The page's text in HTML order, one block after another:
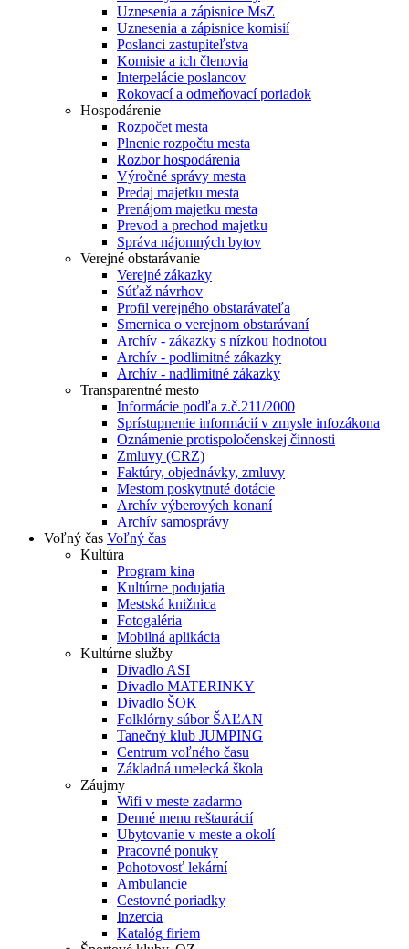
Uznesenia a zápisnice MsZ
Uznesenia a zápisnice komisií
Poslanci zastupiteľstva
Komisie a ich členovia
Interpelácie poslancov
Rokovací a odmeňovací poriadok
Hospodárenie
Rozpočet mesta
Plnenie rozpočtu mesta
Rozbor hospodárenia
Výročné správy mesta
Predaj majetku mesta
Prenájom majetku mesta
Prevod a prechod majetku
Správa nájomných bytov
Verejné obstarávanie
Verejné zákazky
Súťaž návrhov
Profil verejného obstarávateľa
Smernica o verejnom obstarávaní
Archív - zákazky s nízkou hodnotou
Archív - podlimitné zákazky
Archív - nadlimitné zákazky
Transparentné mesto
Informácie podľa z.č.211/2000
Sprístupnenie informácií v zmysle infozákona
Oznámenie protispoločenskej činnosti
Zmluvy (CRZ)
Faktúry, objednávky, zmluvy
Mestom poskytnuté dotácie
Archív výberových konaní
Archív samosprávy
Voľný čas Voľný čas
Kultúra
Program kina
Kultúrne podujatia
Mestská knižnica
Fotogaléria
Mobilná aplikácia
Kultúrne služby
Divadlo ASI
Divadlo MATERINKY
Divadlo ŠOK
Folklórny súbor ŠAĽAN
Tanečný klub JUMPING
Centrum voľného času
Základná umelecká škola
Záujmy
Wifi v meste zadarmo
Denné menu reštaurácií
Ubytovanie v meste a okolí
Pracovné ponuky
Pohotovosť lekární
Ambulancie
Cestovné poriadky
Inzercia
Katalóg firiem